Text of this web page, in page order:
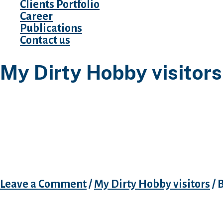
Clients Portfolio
Career
Publications
Contact us
My Dirty Hobby visitors
Leave a Comment/ My Dirty Hobby visitors /